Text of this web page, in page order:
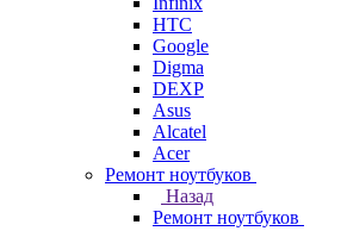
HTC
Google
Digma
DEXP
Asus
Alcatel
Acer
Ремонт ноутбуков
Назад
Ремонт ноутбуков